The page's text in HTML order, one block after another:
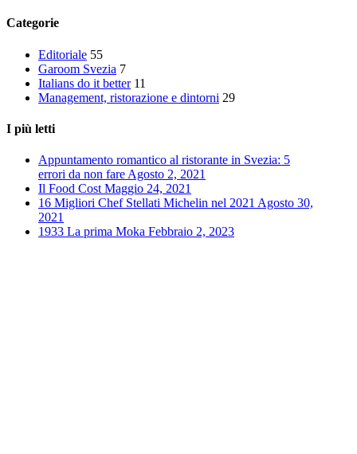
Categorie
Editoriale 55
Garoom Svezia 7
Italians do it better 11
Management, ristorazione e dintorni 29
I più letti
Appuntamento romantico al ristorante in Svezia: 5
errori da non fare Agosto 2, 2021
Il Food Cost Maggio 24, 2021
16 Migliori Chef Stellati Michelin nel 2021 Agosto 30,
2021
1933 La prima Moka Febbraio 2, 2023